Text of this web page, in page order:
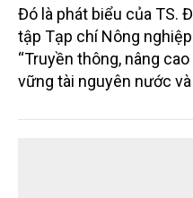
Đó là phát biểu của TS.
tập Tạp chí Nông
“Truyền thông, nâng
vững tài nguyên nước
trường phối hợp với Sở